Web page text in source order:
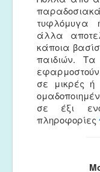
τυφλόμυγα
άλλα
κάποια
παιδιών.
σε μικρές ή
σε έξι
πληροφορίες